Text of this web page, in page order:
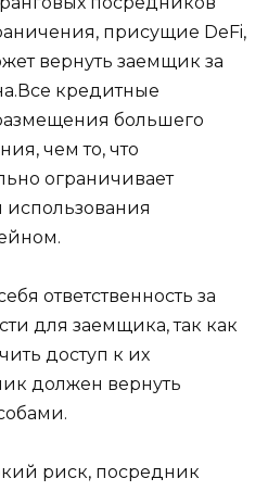
присущие DeFi,
вернуть заемщик за
кредитные
большего
чем то, что
ограничивает
ответственность за
для заемщика, так как
доступ к их
должен вернуть
риск, посредник